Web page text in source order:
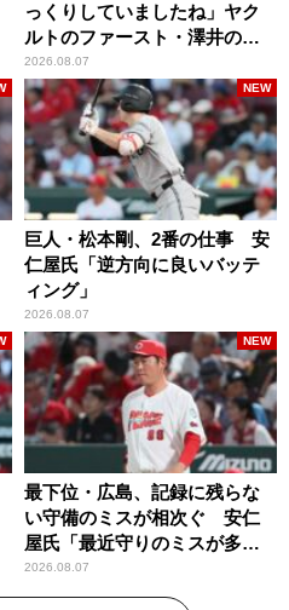
っくりしていましたね」ヤク
ルトのファースト・澤井の判
断を評価
2026.08.07
巨人・松本剛、2番の仕事 安
仁屋氏「逆方向に良いバッテ
ィング」
2026.08.07
NEW
最下位・広島、記録に残らな
い守備のミスが相次ぐ 安仁
屋氏「最近守りのミスが多
い」
2026.08.07
NEW